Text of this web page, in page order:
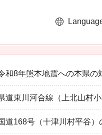
和8年熊本地震への本県の
道東川河合線（上北山村
道168号（十津川村平谷